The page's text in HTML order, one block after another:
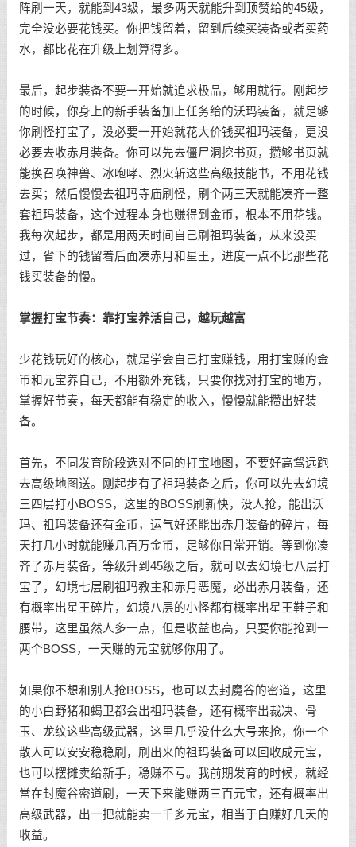
阵刷一天，就能到43级，最多两天就能升到顶赞给的45级，
完全没必要花钱买。你把钱留着，留到后续买装备或者买药
水，都比花在升级上划算得多。
最后，起步装备不要一开始就追求极品，够用就行。刚起步
的时候，你身上的新手装备加上任务给的沃玛装备，就足够
你刷怪打宝了，没必要一开始就花大价钱买祖玛装备，更没
必要去收赤月装备。你可以先去僵尸洞挖书页，攒够书页就
能换召唤神兽、冰咆哮、烈火斩这些高级技能书，不用花钱
去买；然后慢慢去祖玛寺庙刷怪，刷个两三天就能凑齐一整
套祖玛装备，这个过程本身也赚得到金币，根本不用花钱。
我每次起步，都是用两天时间自己刷祖玛装备，从来没买
过，省下的钱留着后面凑赤月和星王，进度一点不比那些花
钱买装备的慢。
掌握打宝节奏：靠打宝养活自己，越玩越富
少花钱玩好的核心，就是学会自己打宝赚钱，用打宝赚的金
币和元宝养自己，不用额外充钱，只要你找对打宝的地方，
掌握好节奏，每天都能有稳定的收入，慢慢就能攒出好装
备。
首先，不同发育阶段选对不同的打宝地图，不要好高骛远跑
去高级地图送。刚起步有了祖玛装备之后，你可以先去幻境
三四层打小BOSS，这里的BOSS刷新快，没人抢，能出沃
玛、祖玛装备还有金币，运气好还能出赤月装备的碎片，每
天打几小时就能赚几百万金币，足够你日常开销。等到你凑
齐了赤月装备，等级升到45级之后，就可以去幻境七八层打
宝了，幻境七层刷祖玛教主和赤月恶魔，必出赤月装备，还
有概率出星王碎片，幻境八层的小怪都有概率出星王鞋子和
腰带，这里虽然人多一点，但是收益也高，只要你能抢到一
两个BOSS，一天赚的元宝就够你用了。
如果你不想和别人抢BOSS，也可以去封魔谷的密道，这里
的小白野猪和蝎卫都会出祖玛装备，还有概率出裁决、骨
玉、龙纹这些高级武器，这里几乎没什么大号来抢，你一个
散人可以安安稳稳刷，刷出来的祖玛装备可以回收成元宝，
也可以摆摊卖给新手，稳赚不亏。我前期发育的时候，就经
常在封魔谷密道刷，一天下来能赚两三百元宝，还有概率出
高级武器，出一把就能卖一千多元宝，相当于白赚好几天的
收益。